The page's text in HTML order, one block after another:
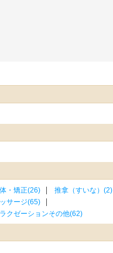
・矯正(26)
推拿（すいな）(2)
サージ(65)
クゼーションその他(62)